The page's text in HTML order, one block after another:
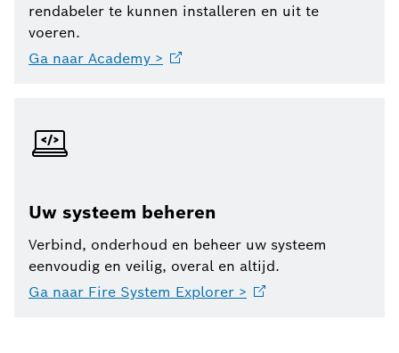
rendabeler te kunnen installeren en uit te
voeren.
Ga naar Academy >
Uw systeem beheren
Verbind, onderhoud en beheer uw systeem
eenvoudig en veilig, overal en altijd.
Ga naar Fire System Explorer >